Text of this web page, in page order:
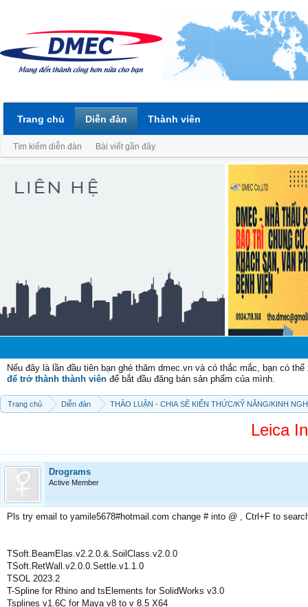
Nếu đây là lần đầu tiên bạn ghé thăm dmec.vn và có thắc mắc, bạn có
để trở thành thành viên để bắt đầu đăng bán sản phẩm của mình.
Trang chủ Diễn đàn THẢO LUẬN - CHIA SẼ KIẾN THỨC/KỸ NĂNG/KINH
Leica
Drograms
Active Member
Pls try email to yamile5678#hotmail.com change # into @ , Ctrl+F to
TSoft.BeamElas.v2.2.0.&.SoilClass.v2.0.0
TSoft.RetWall.v2.0.0.Settle.v1.1.0
TSOL 2023.2
T-Spline for Rhino and tsElements for SolidWorks v3.0
Tsplines v1.6C for Maya v8 to v 8.5 X64
Trang chủ Diễn đàn
Tìm kiếm diễn đàn Bài viết gần đây
Thành viên